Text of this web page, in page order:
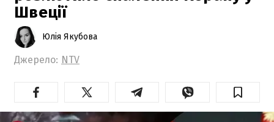
Швеції
Юлія Якубова
Джерело: NTV